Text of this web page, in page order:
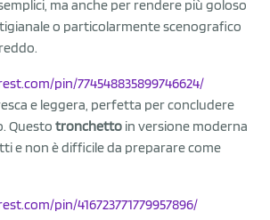
ma anche per rendere più goloso
o particolarmente scenografico
pin/774548835899746624/
e leggera, perfetta per concludere
Questo tronchetto in versione moderna
e non è difficile da preparare come
pin/416723771779957896/